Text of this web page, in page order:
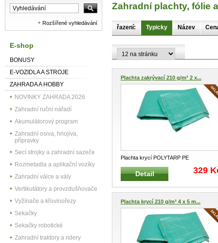
Rozšířené vyhledávání
E-shop
BONUSY
E-VOZIDLA A STROJE
ZAHRADA A HOBBY
NOVINKY ZAHRADA 2026
Zahradní ruční nářadí
Akumulátorový program
Zahradní osiva, hnojiva,
přípravky
Secí strojky a zahradní sazeče
Rozmetadla a aplikační vozíky
Zahradní válce a vály
Vertikutátory a provzdušňovače
Vyžínače a křovinořezy
Sekačky
Sekačky robotické
Zahradní traktory a ridery
Zahradní plachty, fólie
řazení: Typicky Název
Plachta zakrývací 210 g/m² 2 x...
Plachta krycí POLYTARP PE
víceúčelová Zakrývací nepromokavá
plachta V...
Detail 329
Plachta krycí 210 g/m² 4 x 5 m...